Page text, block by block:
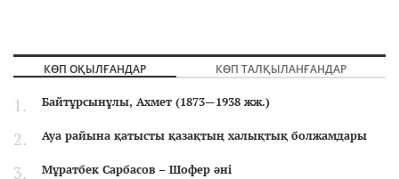
КӨП ОҚЫЛҒАНДАР КӨП ТАЛҚЫЛАНҒАНДАР
Байтұрсынұлы, Ахмет (1873—1938 жж.)
Ауа райына қатысты қазақтың халықтық болжамдары
Мұратбек Сарбасов – Шофер әні